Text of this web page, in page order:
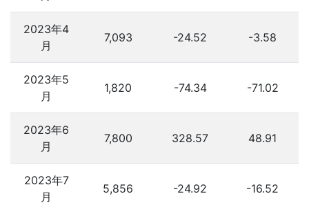
2023年4
月
7,093 -24.52 -3.58
2023年5
月
1,820 -74.34 -71.02
2023年6
月
7,800 328.57 48.91
2023年7
月
5,856 -24.92 -16.52